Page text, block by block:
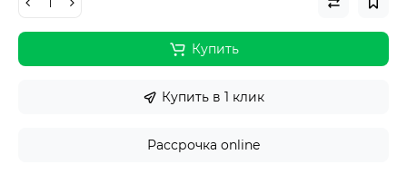
Купить
Купить в 1 клик
Рассрочка online